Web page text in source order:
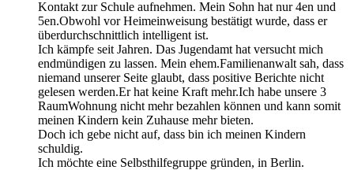
Kontakt zur Schule aufnehmen. Mein Sohn hat nur 4en und
5en.Obwohl vor Heimeinweisung bestätigt wurde, dass er
überdurchschnittlich intelligent ist.
Ich kämpfe seit Jahren. Das Jugendamt hat versucht mich
endmündigen zu lassen. Mein ehem.Familienanwalt sah, dass
niemand unserer Seite glaubt, dass positive Berichte nicht
gelesen werden.Er hat keine Kraft mehr.Ich habe unsere 3
RaumWohnung nicht mehr bezahlen können und kann somit
meinen Kindern kein Zuhause mehr bieten.
Doch ich gebe nicht auf, dass bin ich meinen Kindern
schuldig.
Ich möchte eine Selbsthilfegruppe gründen, in Berlin.